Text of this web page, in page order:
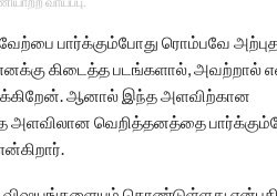
பார்க்கும்போது ரொம்பவே
கிடைத்த படங்களால், அவற்றால்
ஆனால் இந்த அளவிற்கான
அளவிலான வெறித்தனத்தை